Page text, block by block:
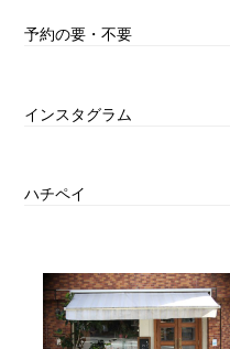
予約の要・不要
インスタグラム
ハチペイ